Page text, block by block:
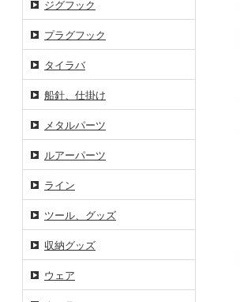
ジグフック
プラグフック
タイラバ
船針、仕掛け
メタルパーツ
ルアーパーツ
ライン
ツール、グッズ
収納グッズ
ウェア